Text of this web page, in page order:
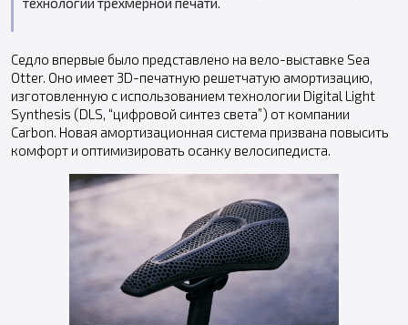
Седло впервые было представлено на вело-выставке Sea
Otter. Оно имеет 3D-печатную решетчатую амортизацию,
изготовленную с использованием технологии Digital Light
Synthesis (DLS, “цифровой синтез света”) от компании
Carbon. Новая амортизационная система призвана повысить
комфорт и оптимизировать осанку велосипедиста.